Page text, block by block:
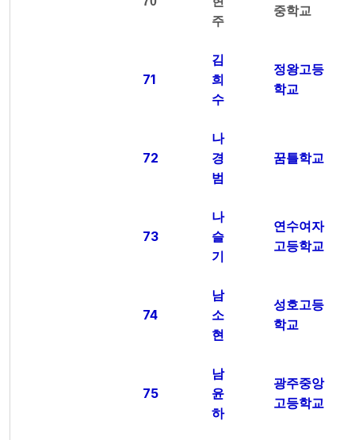
주
중학교
71
김
희
수
정왕고등
학교
72
나
경
범
꿈틀학교
73
나
슬
기
연수여자
고등학교
74
남
소
현
성호고등
학교
75
남
윤
하
광주중앙
고등학교